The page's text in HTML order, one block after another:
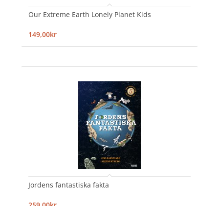
Our Extreme Earth Lonely Planet Kids
149,00kr
Jordens fantastiska fakta